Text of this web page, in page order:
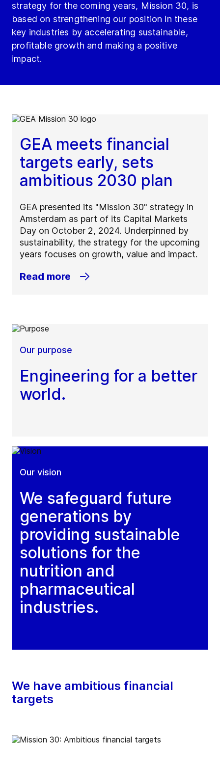
strategy for the coming years, Mission 30, is
based on strengthening our position in these
key industries by accelerating sustainable,
profitable growth and making a positive
impact.
GEA meets financial
targets early, sets
ambitious 2030 plan
GEA presented its "Mission 30" strategy in
Amsterdam as part of its Capital Markets
Day on October 2, 2024. Underpinned by
sustainability, the strategy for the upcoming
years focuses on growth, value and impact.
Read more
Our purpose
Engineering for a better
world.
Our vision
We safeguard future
generations by
providing sustainable
solutions for the
nutrition and
pharmaceutical
industries.
We have ambitious financial
targets